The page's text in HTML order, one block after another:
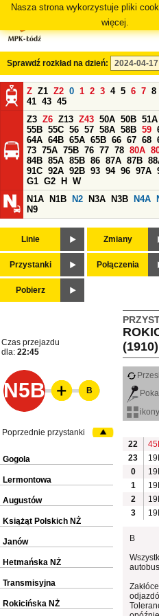
Nasza strona wykorzystuje pliki
więcej.
Sprawdź rozkład na dzień:
Z Z1 Z2 0 1 2 3 4 5 6 7 8
41 43 45
Z3 Z6 Z13 Z43 50A 50B 51A
55B 55C 56 57 58A 58B 59
64A 64B 65A 65B 66 67 68
73 75A 75B 76 77 78 80A
84B 85A 85B 86 87A 87B
91C 92A 92B 93 94 96 97A
G1 G2 H
W
N1A
N1B N2 N3A N3B N4A
N9
Linie Zmiany
Przystanki Połączenia
Pobierz
(1910)
Czas przejazdu
dla: 22:45
N5B
ikony
22
23
0
1
2
3
B
B
Poprzednie przystanki
Gogola
Lermontowa
Augustów
Książąt Polskich NŻ
Janów
Hetmańska NŻ
Transmisyjna
Rokicińska NŻ